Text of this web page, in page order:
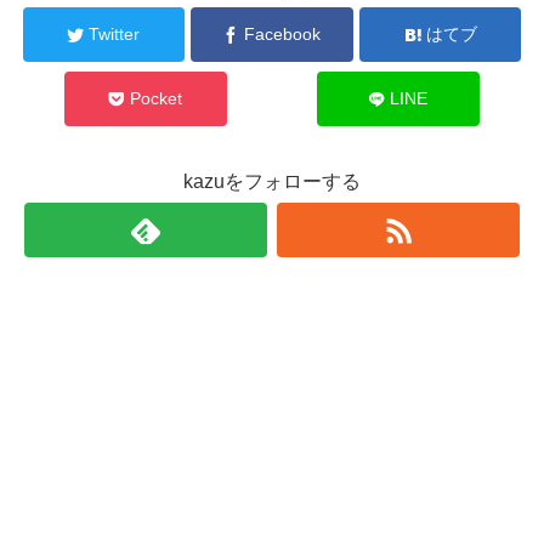
Twitter Facebook はてブ
Pocket LINE
kazuをフォローする